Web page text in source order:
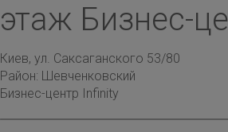
этаж Бизнес-
Киев, ул. Саксаганского 53/80
Район: Шевченковский
Бизнес-центр Infinity